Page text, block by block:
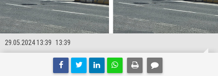
13:39
29.05.2024 13:39